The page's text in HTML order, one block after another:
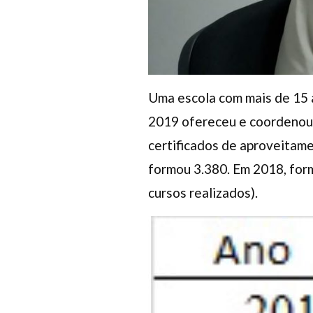
Uma escola com mais de
2019 ofereceu e
certificados de
formou 3.380. Em 2018,
cursos realizados).